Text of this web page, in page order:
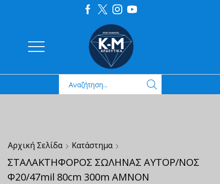
Αρχική Σελίδα Κατάστημα
ΣΤΑΛΑΚΤΗΦΟΡΟΣ ΣΩΛΗΝΑΣ ΑΥΤΟΡ/ΝΟΣ
Φ20/47mil 80cm 300m AMNON